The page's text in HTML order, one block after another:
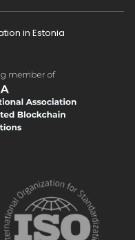
in Estonia